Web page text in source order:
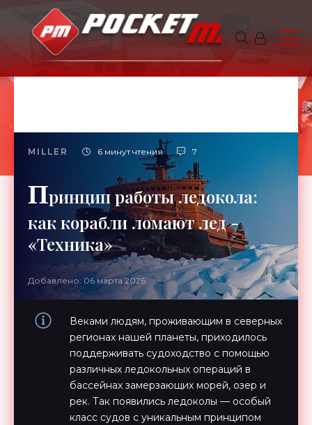
MILLER 6 минут чтения 7
Принцип работы ледокола:
как корабли ломают лед -
«Техника»
Добавлено: 06 марта 2026
Веками людям, проживающим в северных
регионах нашей планеты, приходилось
поддерживать судоходство с помощью
различных ледокольных операций в
бассейнах замерзающих морей, озер и
рек. Так появились ледоколы — особый
класс судов с уникальным принципом